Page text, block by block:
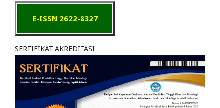
E-ISSN 2622-8327
SERTIFIKAT AKREDITASI